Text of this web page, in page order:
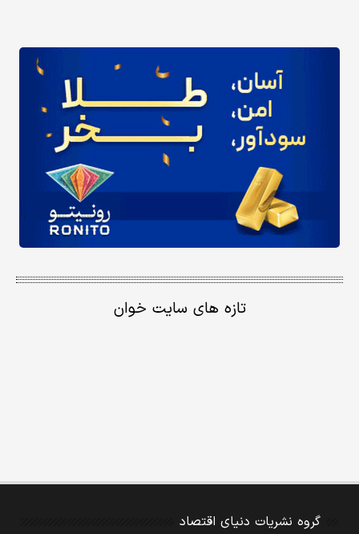
تازه های سایت خوان
گروه نشریات دنیای اقتصاد